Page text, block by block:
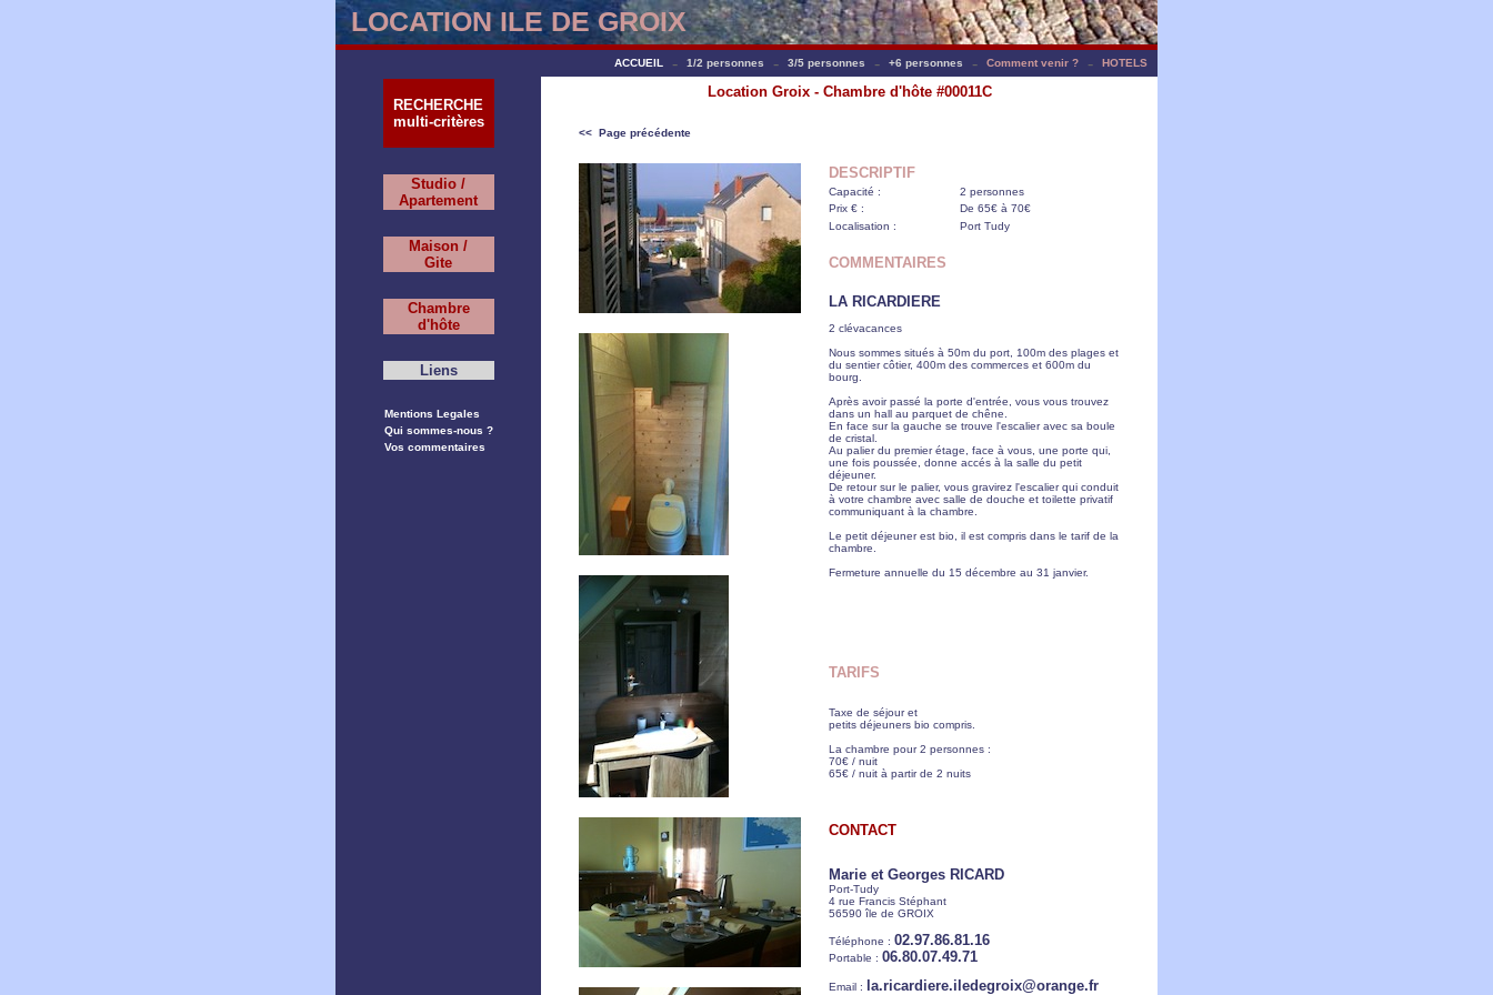
LOCATION ILE DE GROIX
ACCUEIL - 1/2 personnes - 3/5 personnes - +6 personnes - Comment venir ? - HOTELS
RECHERCHE
multi-critères
Studio /
Apartement
Maison /
Gite
Chambre
d'hôte
Liens
Mentions Legales
Qui sommes-nous ?
Vos commentaires
Location Groix - Chambre d'hôte #00011C
<< Page précédente
DESCRIPTIF
Capacité :
2 personnes
Prix € :
De 65€ à 70€
Localisation :
Port Tudy
COMMENTAIRES
LA RICARDIERE
2 clévacances
Nous sommes situés à 50m du port, 100m des plages et
du sentier côtier, 400m des commerces et 600m du
bourg.
Après avoir passé la porte d'entrée, vous vous trouvez
dans un hall au parquet de chêne.
En face sur la gauche se trouve l'escalier avec sa boule
de cristal.
Au palier du premier étage, face à vous, une porte qui,
une fois poussée, donne accés à la salle du petit
déjeuner.
De retour sur le palier, vous gravirez l'escalier qui conduit
à votre chambre avec salle de douche et toilette privatif
communiquant à la chambre.
Le petit déjeuner est bio, il est compris dans le tarif de la
chambre.
Fermeture annuelle du 15 décembre au 31 janvier.
TARIFS
Taxe de séjour et
petits déjeuners bio compris.
La chambre pour 2 personnes :
70€ / nuit
65€ / nuit à partir de 2 nuits
CONTACT
Marie et Georges RICARD
Port-Tudy
4 rue Francis Stéphant
56590 île de GROIX
Téléphone : 02.97.86.81.16
Portable : 06.80.07.49.71
Email : la.ricardiere.iledegroix@orange.fr